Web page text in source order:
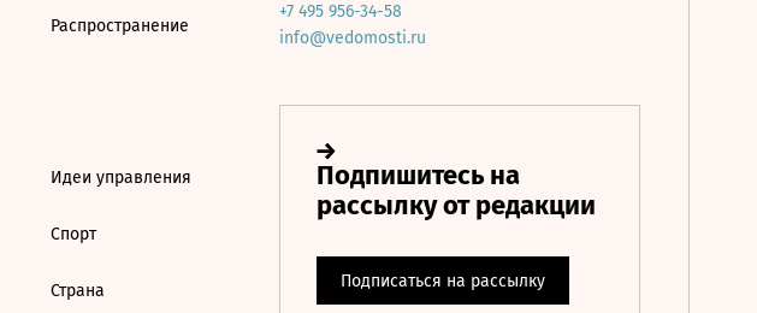
Распространение
Идеи управления
Спорт
Страна
+7 495 956-34-58
info@vedomosti.ru